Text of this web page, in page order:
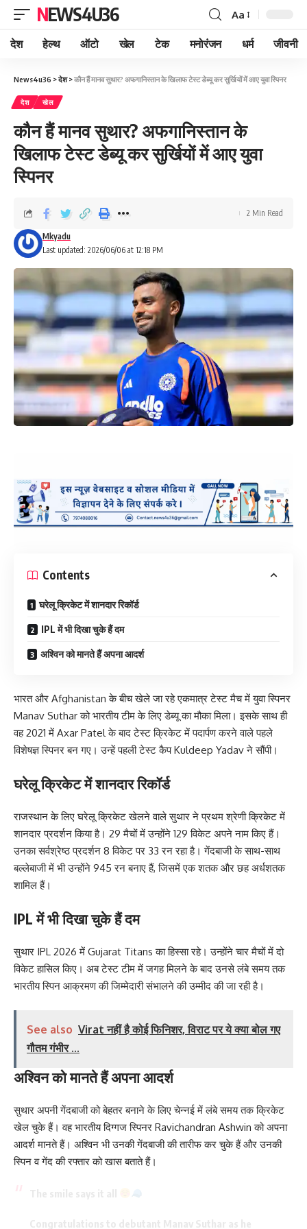
NEWS4U36 Aa
देश हेल्थ ऑटो खेल टेक मनोरंजन धर्म जीवनी
News4u36 >देश>कौन हैं मानव सुथार? अफगानिस्तान के खिलाफ टेस्ट डेब्यू कर सुर्खियों में आए युवा स्पिनर
देश खेल
कौन हैं मानव सुथार? अफगानिस्तान के
खिलाफ टेस्ट डेब्यू कर सुर्खियों में आए युवा
स्पिनर
Last updated: 2026/06/06 at 12:18 PM
Mkyadu
2 Min Read
Contents
घरेलू क्रिकेट में शानदार रिकॉर्ड
IPL में भी दिखा चुके हैं दम
अश्विन को मानते हैं अपना आदर्श
भारत और Afghanistan के बीच खेले जा रहे एकमात्र टेस्ट मैच में युवा स्पिनर
Manav Suthar को भारतीय टीम के लिए डेब्यू का मौका मिला। इसके साथ ही
वह 2021 में Axar Patel के बाद टेस्ट क्रिकेट में पदार्पण करने वाले पहले
विशेषज्ञ स्पिनर बन गए। उन्हें पहली टेस्ट कैप Kuldeep Yadav ने सौंपी।
घरेलू क्रिकेट में शानदार रिकॉर्ड
राजस्थान के लिए घरेलू क्रिकेट खेलने वाले सुथार ने प्रथम श्रेणी क्रिकेट में
शानदार प्रदर्शन किया है। 29 मैचों में उन्होंने 129 विकेट अपने नाम किए हैं।
उनका सर्वश्रेष्ठ प्रदर्शन 8 विकेट पर 33 रन रहा है। गेंदबाजी के साथ-साथ
बल्लेबाजी में भी उन्होंने 945 रन बनाए हैं, जिसमें एक शतक और छह अर्धशतक
शामिल हैं।
IPL में भी दिखा चुके हैं दम
सुथार IPL 2026 में Gujarat Titans का हिस्सा रहे। उन्होंने चार मैचों में दो
विकेट हासिल किए। अब टेस्ट टीम में जगह मिलने के बाद उनसे लंबे समय तक
भारतीय स्पिन आक्रमण की जिम्मेदारी संभालने की उम्मीद की जा रही है।
See also Virat नहीं है कोई फिनिशर, विराट पर ये क्या बोल गए
गौतम गंभीर ...
अश्विन को मानते हैं अपना आदर्श
सुथार अपनी गेंदबाजी को बेहतर बनाने के लिए चेन्नई में लंबे समय तक क्रिकेट
खेल चुके हैं। वह भारतीय दिग्गज स्पिनर Ravichandran Ashwin को अपना
आदर्श मानते हैं। अश्विन भी उनकी गेंदबाजी की तारीफ कर चुके हैं और उनकी
स्पिन व गेंद की रफ्तार को खास बताते हैं।